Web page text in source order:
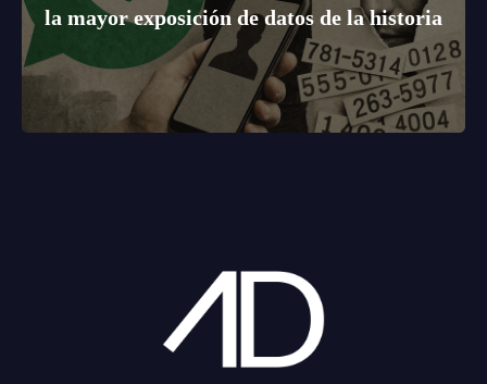
la mayor exposición de datos de la historia